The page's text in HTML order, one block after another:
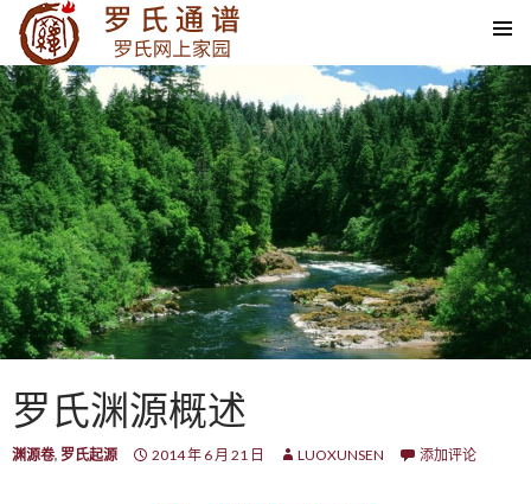
SKIP TO CONTENT
罗氏渊源概述
渊源卷, 罗氏起源 2014 年 6 月 21 日 LUOXUNSEN 添加评论